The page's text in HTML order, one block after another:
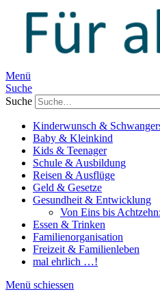
Menü
Suche
Suche
Kinderwunsch &
Baby & Kleinkind
Kids & Teenager
Schule & Ausbildung
Reisen & Ausflüge
Geld & Gesetze
Gesundheit & Entwicklung
Von Eins bis
Essen & Trinken
Familienorganisation
Freizeit & Familienleben
mal ehrlich …!
Menü schiessen